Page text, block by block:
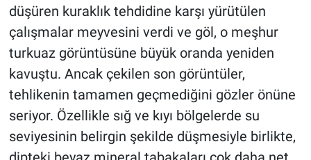
düşüren kuraklık tehdidine karşı yürütülen
çalışmalar meyvesini verdi ve göl, o meşhur
turkuaz görüntüsüne büyük oranda yeniden
kavuştu. Ancak çekilen son görüntüler,
tehlikenin tamamen geçmediğini gözler önüne
seriyor. Özellikle sığ ve kıyı bölgelerde su
seviyesinin belirgin şekilde düşmesiyle birlikte,